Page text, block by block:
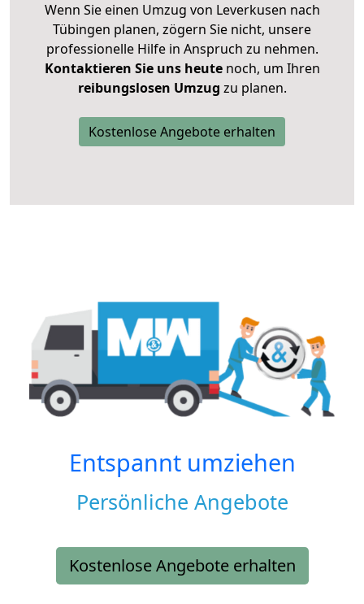
Wenn Sie einen Umzug von Leverkusen nach
Tübingen planen, zögern Sie nicht, unsere
professionelle Hilfe in Anspruch zu nehmen.
Kontaktieren Sie uns heutenoch, um Ihren
reibungslosen Umzug zu planen.
Kostenlose Angebote erhalten
Entspannt umziehen
Persönliche Angebote
Kostenlose Angebote erhalten